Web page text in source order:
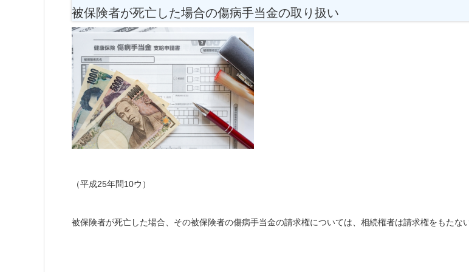
被保険者が死亡した場合の傷病手当金の取り扱い
（平成25年問10ウ）
被保険者が死亡した場合、その被保険者の傷病手当金の請求権については、相続権者は請求権をもたない